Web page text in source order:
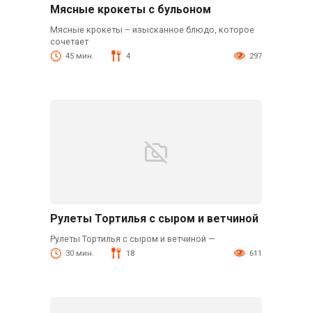
Мясные крокеты с бульоном
Мясные крокеты – изысканное блюдо, которое
сочетает
45 мин. 4 297
Рулеты Тортилья с сыром и ветчиной
Рулеты Тортилья с сыром и ветчиной —
30 мин. 18 611